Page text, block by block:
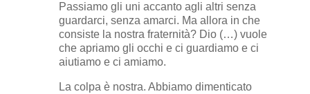
Passiamo gli uni accanto agli altri senza
guardarci, senza amarci. Ma allora in che
consiste la nostra fraternità? Dio (…) vuole
che apriamo gli occhi e ci guardiamo e ci
aiutiamo e ci amiamo.
La colpa è nostra. Abbiamo dimenticato